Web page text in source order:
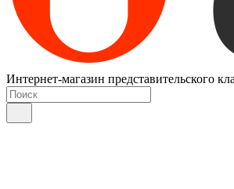
Интернет-магазин представительского